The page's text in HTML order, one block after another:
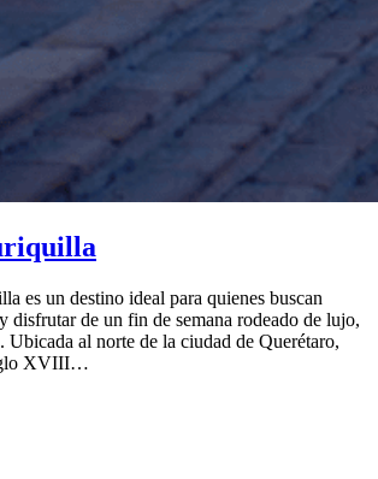
es un destino ideal para quienes buscan
disfrutar de un fin de semana rodeado de lujo,
Ubicada al norte de la ciudad de Querétaro,
XVIII…